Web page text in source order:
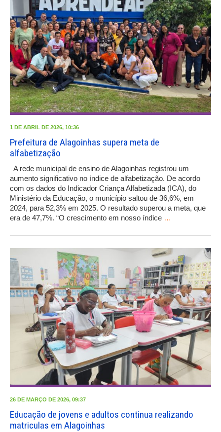
1 DE ABRIL DE 2026, 10:36
Prefeitura de Alagoinhas supera meta de
alfabetização
A rede municipal de ensino de Alagoinhas registrou um
aumento significativo no índice de alfabetização. De acordo
com os dados do Indicador Criança Alfabetizada (ICA), do
Ministério da Educação, o município saltou de 36,6%, em
2024, para 52,3% em 2025. O resultado superou a meta, que
era de 47,7%. “O crescimento em nosso índice …
26 DE MARÇO DE 2026, 09:37
Educação de jovens e adultos continua realizando
matriculas em Alagoinhas